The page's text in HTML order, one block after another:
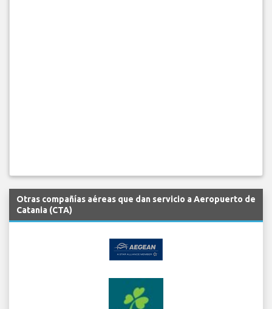
Otras compañías aéreas que dan servicio a Aeropuerto de
Catania (CTA)